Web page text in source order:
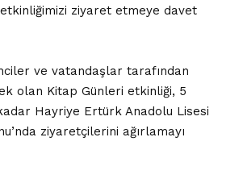
etkinliğimizi ziyaret etmeye davet
ve vatandaşlar tarafından
olan Kitap Günleri etkinliği, 5
Hayriye Ertürk Anadolu Lisesi
ziyaretçilerini ağırlamayı